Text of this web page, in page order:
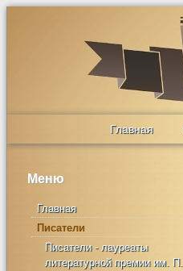
Главная
Меню
Главная
Писатели
Писатели - лауреаты
литературной премии им. П.